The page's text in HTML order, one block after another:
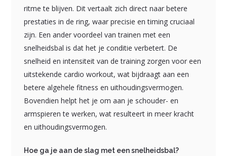
ritme te blijven. Dit vertaalt zich direct naar betere
prestaties in de ring, waar precisie en timing cruciaal
zijn. Een ander voordeel van trainen met een
snelheidsbal is dat het je conditie verbetert. De
snelheid en intensiteit van de training zorgen voor een
uitstekende cardio workout, wat bijdraagt aan een
betere algehele fitness en uithoudingsvermogen.
Bovendien helpt het je om aan je schouder- en
armspieren te werken, wat resulteert in meer kracht
en uithoudingsvermogen.
Hoe ga je aan de slag met een snelheidsbal?